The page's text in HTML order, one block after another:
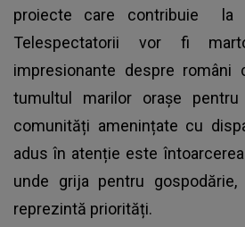
proiecte care contribuie la
Telespectatorii vor fi
impresionante despre români
tumultul marilor orașe
comunități amenințate cu
adus în atenție este
unde grija pentru
reprezintă priorități.